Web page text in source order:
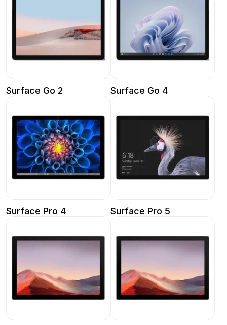
Surface Go 2 Surface Go 4
Surface Pro 4 Surface Pro 5